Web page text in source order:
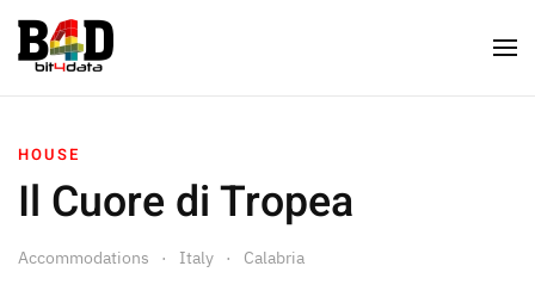
HOUSE
Il Cuore di Tropea
Accommodations Italy Calabria